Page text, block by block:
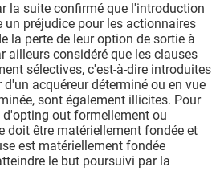
la suite confirmé que l'introduction
préjudice pour les actionnaires
la perte de leur option de sortie à
ailleurs considéré que les clauses
sélectives, c'est-à-dire introduites
acquéreur déterminé ou en vue
sont également illicites. Pour
d'opting out formellement ou
doit être matériellement fondée et
est matériellement fondée
le but poursuivi par la